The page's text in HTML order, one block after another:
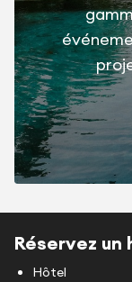
Réservez un
Hôtel